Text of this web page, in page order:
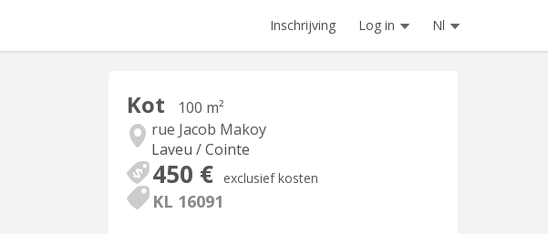
Inschrijving Log in Nl
Kot
100 m²
rue Jacob Makoy
Laveu / Cointe
450 € exclusief kosten
KL 16091